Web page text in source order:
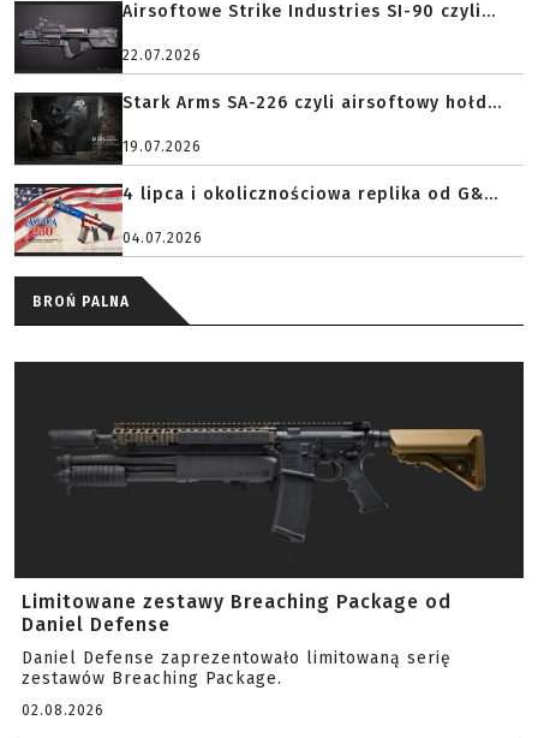
Airsoftowe Strike Industries SI-90 czyli...
22.07.2026
Stark Arms SA-226 czyli airsoftowy hołd...
19.07.2026
4 lipca i okolicznościowa replika od G&...
04.07.2026
BROŃ PALNA
Limitowane zestawy Breaching Package od
Daniel Defense
Daniel Defense zaprezentowało limitowaną serię
zestawów Breaching Package.
02.08.2026